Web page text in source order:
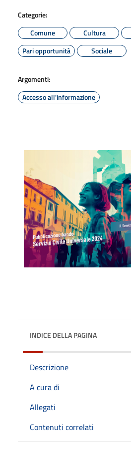
Categorie:
Comune
Cultura
Pari opportunità
Sociale
Argomenti:
Accesso all'informazione
INDICE DELLA PAGINA
Descrizione
A cura di
Allegati
Contenuti correlati